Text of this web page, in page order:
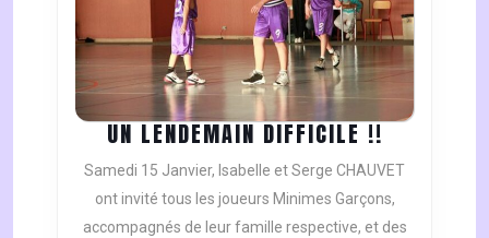
UN LENDEMAIN DIFFICILE !!UN
DIFFICILE
!!
Samedi 15 Janvier, Isabelle et Serge CHAUVET
ont invité tous les joueurs Minimes Garçons,
accompagnés de leur famille respective, et des